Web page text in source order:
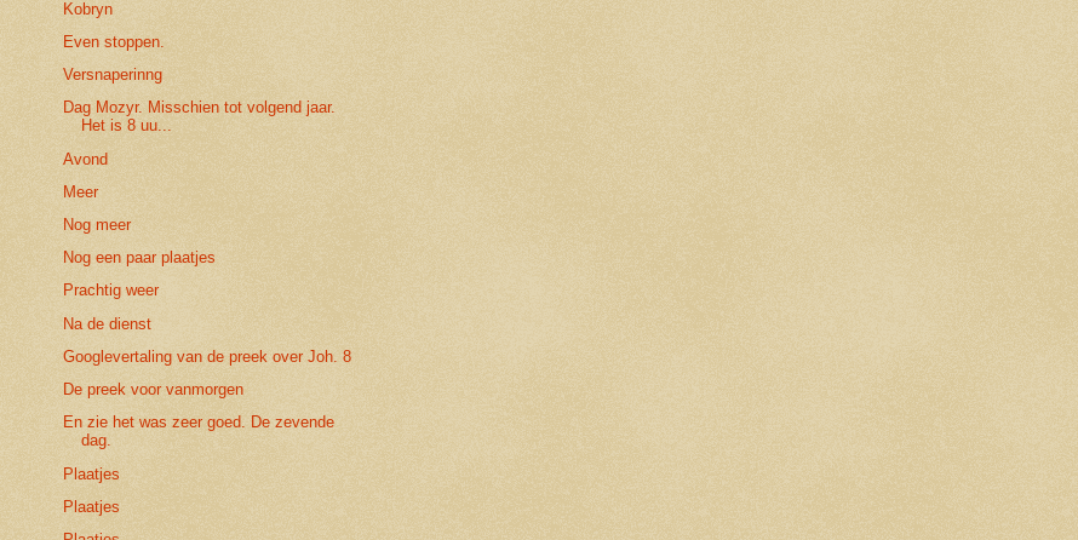
Kobryn
Even stoppen.
Versnaperinng
Dag Mozyr. Misschien tot volgend jaar.
Het is 8 uu...
Avond
Meer
Nog meer
Nog een paar plaatjes
Prachtig weer
Na de dienst
Googlevertaling van de preek over Joh. 8
De preek voor vanmorgen
En zie het was zeer goed. De zevende
dag.
Plaatjes
Plaatjes